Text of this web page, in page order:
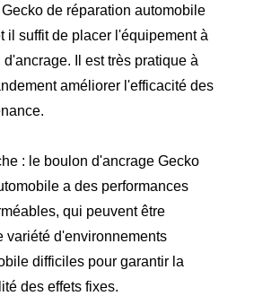
de réparation automobile
il suffit de placer l'équipement à
Il est très pratique à
améliorer l'efficacité des
: le boulon d'ancrage Gecko
a des performances
qui peuvent être
variété d'environnements
difficiles pour garantir la
des effets fixes.